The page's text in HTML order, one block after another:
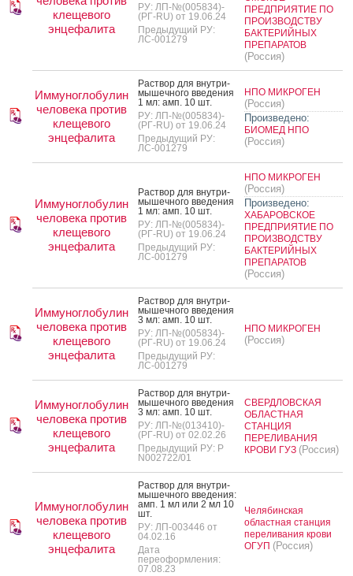
клещевого
энцефалита
РУ: ЛП-№(005834)-
(РГ-RU) от 19.06.24
Предыдущий РУ:
ЛС-001279
ПРЕДПРИЯТИЕ ПО
ПРОИЗВОДСТВУ
БАКТЕРИЙНЫХ
ПРЕПАРАТОВ
(Россия)
Иммуноглобулин
человека против
клещевого
энцефалита
Рас­твор для внут­ри­
мышеч­но­го вве­дения
1 мл: амп. 10 шт.
РУ: ЛП-№(005834)-
(РГ-RU) от 19.06.24
Предыдущий РУ:
ЛС-001279
НПО МИКРОГЕН
(Россия)
Произведено:
БИОМЕД НПО
(Россия)
Иммуноглобулин
человека против
клещевого
энцефалита
Рас­твор для внут­ри­
мышеч­но­го вве­дения
1 мл: амп. 10 шт.
РУ: ЛП-№(005834)-
(РГ-RU) от 19.06.24
Предыдущий РУ:
ЛС-001279
НПО МИКРОГЕН
(Россия)
Произведено:
ХАБАРОВСКОЕ
ПРЕДПРИЯТИЕ ПО
ПРОИЗВОДСТВУ
БАКТЕРИЙНЫХ
ПРЕПАРАТОВ
(Россия)
Иммуноглобулин
человека против
клещевого
энцефалита
Рас­твор для внут­ри­
мышеч­но­го вве­дения
3 мл: амп. 10 шт.
РУ: ЛП-№(005834)-
(РГ-RU) от 19.06.24
Предыдущий РУ:
ЛС-001279
НПО МИКРОГЕН
(Россия)
Иммуноглобулин
человека против
клещевого
энцефалита
Рас­твор для внут­ри­
мышеч­но­го вве­дения
3 мл: амп. 10 шт.
РУ: ЛП-№(013410)-
(РГ-RU) от 02.02.26
Предыдущий РУ: Р
N002722/01
СВЕРДЛОВСКАЯ
ОБЛАСТНАЯ
СТАНЦИЯ
ПЕРЕЛИВАНИЯ
КРОВИ ГУЗ (Россия)
Иммуноглобулин
человека против
клещевого
энцефалита
Рас­твор для внут­ри­
мышеч­но­го вве­дения:
амп. 1 мл или 2 мл 10
шт.
РУ: ЛП-003446 от
04.02.16
Дата
переоформления:
07.08.23
Челябинская
областная станция
переливания крови
ОГУП (Россия)